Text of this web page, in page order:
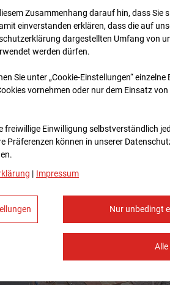
Zusammenhang darauf hin, dass Sie
ein­ver­standen erklären, dass die auf
dargestellten Umfang von
werden dürfen.
Sie unter „Cookie-Einstellungen“
vornehmen oder nur dem Einsatz
freiwillige Einwilligung selbstverständlich
Prä­fe­renzen können in unserer
| Impressum
Nur unbedingt